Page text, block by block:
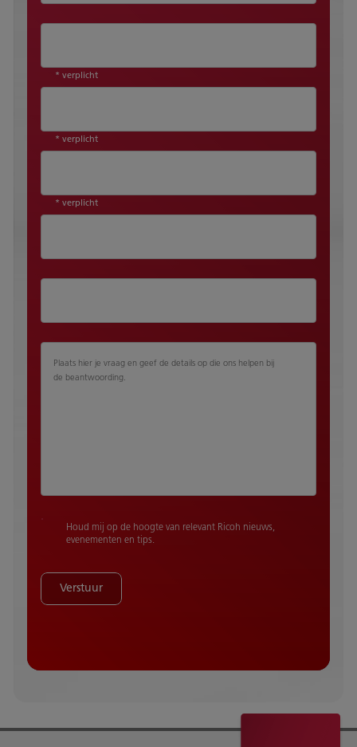
* verplicht
* verplicht
* verplicht
Plaats hier je vraag en geef de details op die ons helpen bij
de beantwoording.
Houd mij op de hoogte van relevant Ricoh nieuws,
evenementen en tips.
Verstuur